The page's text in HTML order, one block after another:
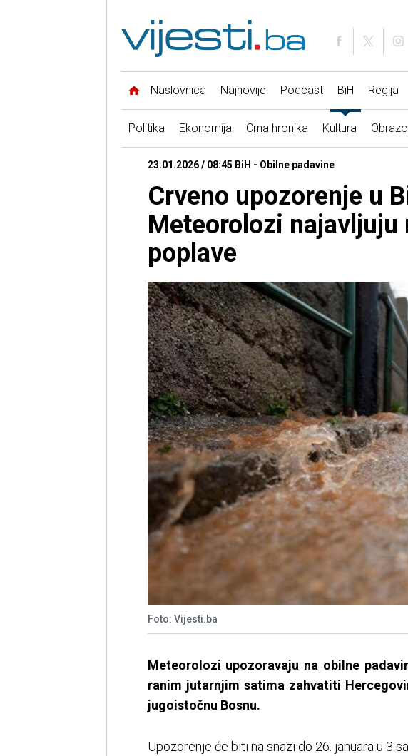
Naslovnica Najnovije Podcast BiH Regija
Politika Ekonomija Crna hronika Kultura
23.01.2026 / 08:45 BiH - Obilne padavine
Crveno upozorenje u
Meteorolozi najavljuju
poplave
Foto: Vijesti.ba
Meteorolozi upozoravaju na obilne
ranim jutarnjim satima zahvatiti
jugoistočnu Bosnu.
Upozorenje će biti na snazi do 26. januara u 3